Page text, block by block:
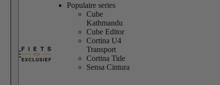
Populaire series
Cube
Kathmandu
Cube Editor
Cortina U4
Transport
Cortina Tide
Sensa Cintura